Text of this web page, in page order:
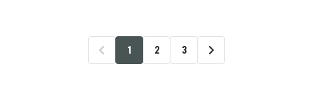
1 2 3